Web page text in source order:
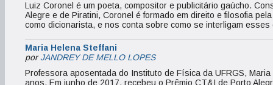
Luiz Coronel é um poeta, compositor e publicitário gaúcho.
Alegre e de Piratini, Coronel é formado em direito e filosofia
como dicionarista, e nos conta sobre como se interligam
Maria Helena Steffani
porJANDREY DE MELLO LOPES
Professora aposentada do Instituto de Física da UFRGS,
anos. Em junho de 2017, recebeu o Prêmio CT&I de Porto